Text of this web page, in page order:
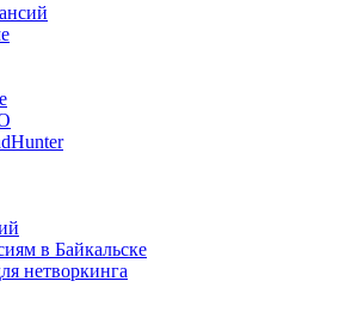
в Байкальске
нетворкинга